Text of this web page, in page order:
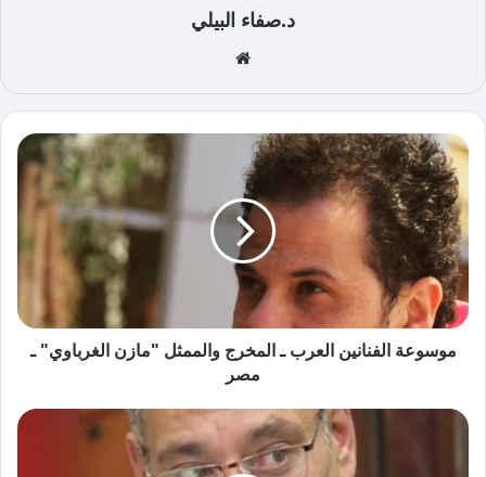
د.صفاء البيلي
الوي
ب
موسوعة الفنانين العرب ـ المخرج والممثل "مازن الغرباوي" ـ
مصر